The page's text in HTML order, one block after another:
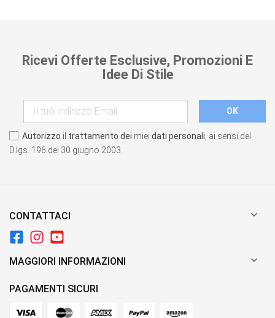
Ricevi Offerte Esclusive, Promozioni E
Idee Di Stile
Autorizzo il trattamento dei miei dati personali , ai sensi del
D.lgs. 196 del 30 giugno 2003.
CONTATTACI 
MAGGIORI INFORMAZIONI 
PAGAMENTI SICURI